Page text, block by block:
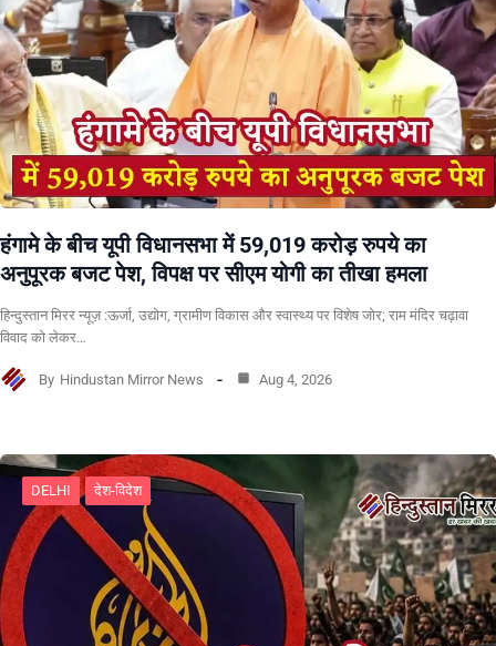
हंगामे के बीच यूपी विधानसभा में 59,019 करोड़ रुपये का
अनुपूरक बजट पेश, विपक्ष पर सीएम योगी का तीखा हमला
हिन्दुस्तान मिरर न्यूज़ :ऊर्जा, उद्योग, ग्रामीण विकास और स्वास्थ्य पर विशेष जोर; राम मंदिर चढ़ावा
विवाद को लेकर…
By Hindustan Mirror News Aug 4, 2026
DELHI देश-विदेश